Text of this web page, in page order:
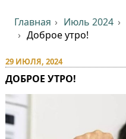
Главная Июль 2024
Доброе утро!
29 ИЮЛЯ, 2024
ДОБРОЕ УТРО!